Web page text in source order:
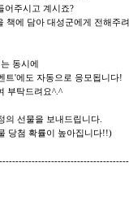
어주시고 계시죠?
책에 담아 대성군에게 전해주
동시에
트'에도 자동으로 응모됩니다!
부탁드려요^.^
의 선물을 보내드립니다.
당첨 확률이 높아집니다!!)